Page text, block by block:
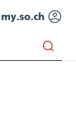
my.so.ch